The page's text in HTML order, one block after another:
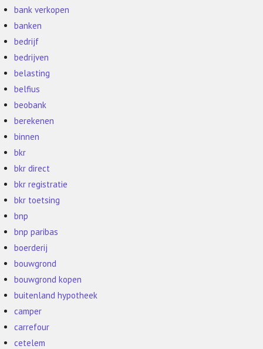
bank verkopen
banken
bedrijf
bedrijven
belasting
belfius
beobank
berekenen
binnen
bkr
bkr direct
bkr registratie
bkr toetsing
bnp
bnp paribas
boerderij
bouwgrond
bouwgrond kopen
buitenland hypotheek
camper
carrefour
cetelem